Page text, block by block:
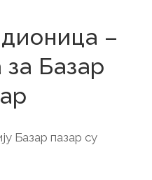
–
Базар
Базар пазар су